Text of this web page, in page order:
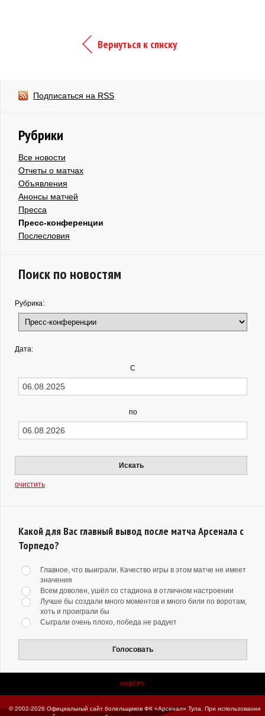
Вернуться к списку
Подписаться на RSS
Рубрики
Все новости
Отчеты о матчах
Объявления
Анонсы матчей
Пресса
Пресс-конференции
Послесловия
Поиск по новостям
Рубрика:
Дата:
С
по
Искать
очистить
Какой для Вас главный вывод после матча Арсенала с
Торпедо?
Главное, что выиграли. Качество игры в этом матче не имеет
значения
Всем доволен, ушёл со стадиона в отличном настроении
Лучше бы создали много моментов и много били по воротам,
хоть и проиграли бы
Сыграли очень плохо, победа не радует
Голосовать
НАВЕРХ
© 2002-2026 Официальный сайт болельщиков ФК «Арсенал» Тула.
При использовании